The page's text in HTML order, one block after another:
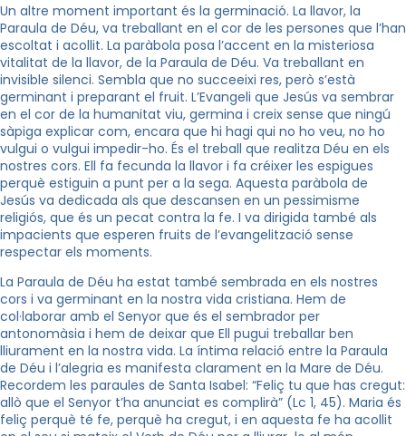
Un altre moment important és la germinació. La llavor, la
Paraula de Déu, va treballant en el cor de les persones que l’han
escoltat i acollit. La paràbola posa l’accent en la misteriosa
vitalitat de la llavor, de la Paraula de Déu. Va treballant en
invisible silenci. Sembla que no succeeixi res, però s’està
germinant i preparant el fruit. L’Evangeli que Jesús va sembrar
en el cor de la humanitat viu, germina i creix sense que ningú
sàpiga explicar com, encara que hi hagi qui no ho veu, no ho
vulgui o vulgui impedir-ho. És el treball que realitza Déu en els
nostres cors. Ell fa fecunda la llavor i fa créixer les espigues
perquè estiguin a punt per a la sega. Aquesta paràbola de
Jesús va dedicada als que descansen en un pessimisme
religiós, que és un pecat contra la fe. I va dirigida també als
impacients que esperen fruits de l’evangelització sense
respectar els moments.
La Paraula de Déu ha estat també sembrada en els nostres
cors i va germinant en la nostra vida cristiana. Hem de
col·laborar amb el Senyor que és el sembrador per
antonomàsia i hem de deixar que Ell pugui treballar ben
lliurament en la nostra vida. La íntima relació entre la Paraula
de Déu i l’alegria es manifesta clarament en la Mare de Déu.
Recordem les paraules de Santa Isabel: “Feliç tu que has cregut:
allò que el Senyor t’ha anunciat es complirà” (Lc 1, 45). Maria és
feliç perquè té fe, perquè ha cregut, i en aquesta fe ha acollit